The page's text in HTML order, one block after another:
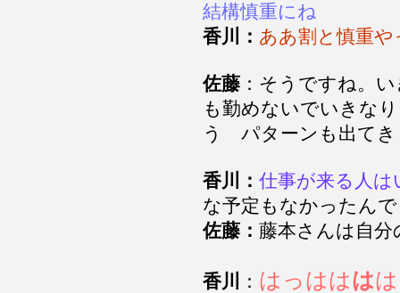
結構慎重にね
香川： ああ割と慎重や
佐藤 ：そうですね。
も勤めないでいきな
う パターンも出て
香川： 仕事が来る人
な予定もなかったん
佐藤： 藤本さんは自
香川 ： はっはははは